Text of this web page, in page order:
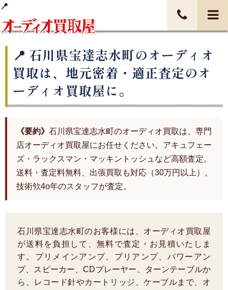
石川県宝達志水町のオーディオ
買取は、地元密着・適正査定のオ
ーディオ買取屋に。
《要約》 石川県宝達志水町のオーディオ買取は、専門
店オーディオ買取屋にお任せください。アキュフェー
ズ・ラックスマン・マッキントッシュなど高額査定。
送料・査定料無料、出張買取も対応（30万円以上）。
技術欦4o年のスタッフが査定。
石川県宝達志水町のお客様には、オーディオ買取屋
が送料を負担して、無料で査定・お見積いたしま
す。プリメインアンプ、プリアンプ、パワーアン
プ、スピーカー、CDプレーヤー、ターンテーブルか
ら、レコード針やカートリッジ、ケーブルまで、オ